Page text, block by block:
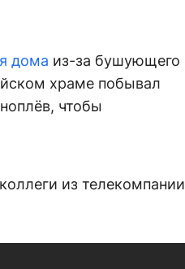
дома из-за бушующего
храме побывал
чтобы
из телекомпании